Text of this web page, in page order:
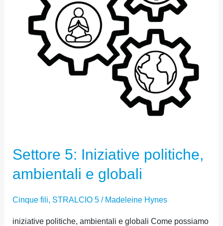
Settore 5: Iniziative politiche,
ambientali e globali
Cinque fili, STRALCIO 5/ Madeleine Hynes
iniziative politiche, ambientali e globali Come possiamo
AMBIENTALI
GLOBALI